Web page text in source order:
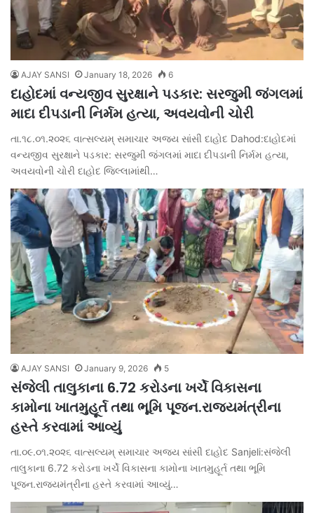
AJAY SANSI January 18, 2026 6
દાહોદમાં વન્યજીવ સુરક્ષાને પડકાર: સરજુમી જંગલમાં
માદા દીપડાની નિર્મમ હત્યા, અવયવોની ચોરી
તા.૧૮.૦૧.૨૦૨૬ વાત્સલ્યમ્ સમાચાર અજય સાંસી દાહોદ Dahod:દાહોદમાં
વન્યજીવ સુરક્ષાને પડકાર: સરજુમી જંગલમાં માદા દીપડાની નિર્મમ હત્યા,
અવયવોની ચોરી દાહોદ જિલ્લામાંથી…
AJAY SANSI January 9, 2026 5
સંજેલી તાલુકાના 6.72 કરોડના ખર્ચે વિકાસના
કામોના ખાતમુહૂર્ત તથા ભૂમિ પૂજન.રાજ્યમંત્રીના
હસ્તે કરવામાં આવ્યું
તા.૦૯.૦૧.૨૦૨૬ વાત્સલ્યમ્ સમાચાર અજય સાંસી દાહોદ Sanjeli:સંજેલી
તાલુકાના 6.72 કરોડના ખર્ચે વિકાસના કામોના ખાતમુહૂર્ત તથા ભૂમિ
પૂજન.રાજ્યમંત્રીના હસ્તે કરવામાં આવ્યું…